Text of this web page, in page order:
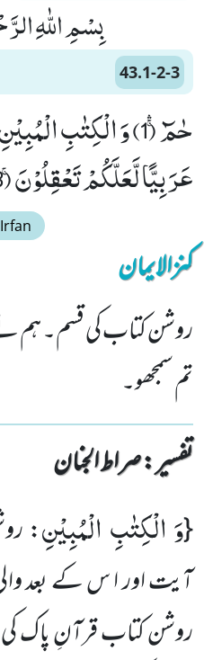
بِسْمِ اللّٰهِ
43.1-2-3
عَرَبِیًّا لَّعَلَّكُمْ تَعْقِلُوْنَۚ (3)
کنزالایمان
روشن کتاب کی قسم۔ ہم
تم سمجھو۔
تفسیر : ‎صراط الجنان
{وَ الْكِتٰبِ الْمُبِیْنِ:
آیت اور ا س کے بعد
روشن کتاب قرآنِ پاک